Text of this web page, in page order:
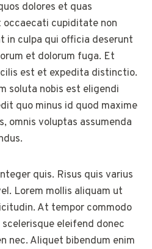
dolores et quas
occaecati cupiditate non
in culpa qui officia deserunt
et dolorum fuga. Et
est et expedita distinctio.
soluta nobis est eligendi
quo minus id quod maxime
omnis voluptas assumenda
quis. Risus quis varius
Lorem mollis aliquam ut
At tempor commodo
eleifend donec
nec. Aliquet bibendum enim